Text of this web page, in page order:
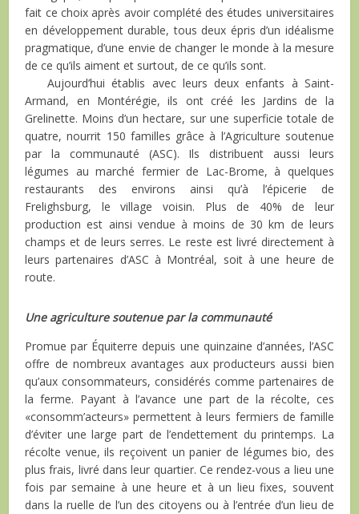
fait ce choix après avoir complété des études universitaires
en développement durable, tous deux épris d’un idéalisme
pragmatique, d’une envie de changer le monde à la mesure
de ce qu’ils aiment et surtout, de ce qu’ils sont.
Aujourd’hui établis avec leurs deux enfants à Saint-
Armand, en Montérégie, ils ont créé les Jardins de la
Grelinette. Moins d’un hectare, sur une superficie totale de
quatre, nourrit 150 familles grâce à l’Agriculture soutenue
par la communauté (ASC). Ils distribuent aussi leurs
légumes au marché fermier de Lac-Brome, à quelques
restaurants des environs ainsi qu’à l’épicerie de
Frelighsburg, le village voisin. Plus de 40% de leur
production est ainsi vendue à moins de 30 km de leurs
champs et de leurs serres. Le reste est livré directement à
leurs partenaires d’ASC à Montréal, soit à une heure de
route.
Une agriculture soutenue par la communauté
Promue par Équiterre depuis une quinzaine d’années, l’ASC
offre de nombreux avantages aux producteurs aussi bien
qu’aux consommateurs, considérés comme partenaires de
la ferme. Payant à l’avance une part de la récolte, ces
«consomm’acteurs» permettent à leurs fermiers de famille
d’éviter une large part de l’endettement du printemps. La
récolte venue, ils reçoivent un panier de légumes bio, des
plus frais, livré dans leur quartier. Ce rendez-vous a lieu une
fois par semaine à une heure et à un lieu fixes, souvent
dans la ruelle de l’un des citoyens ou à l’entrée d’un lieu de